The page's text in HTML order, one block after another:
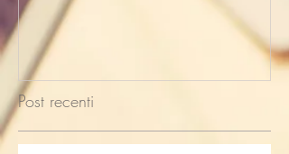
Post recenti